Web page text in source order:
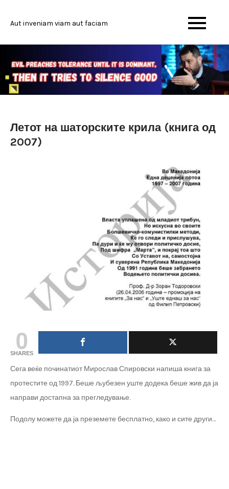
Aut inveniam viam aut faciam
Летот на шаторските крила (книга од
2007)
0
SHARES
Сега веќе починатиот Мирослав Спировски напиша книга за
протестите од 1997. Беше љубезен уште додека беше жив да ја
направи достапна за прегледување.
Подолу можете да ја преземете бесплатно, како и сите други…